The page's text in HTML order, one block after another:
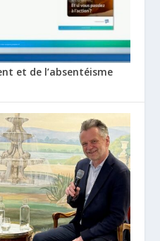
et de l’absentéisme